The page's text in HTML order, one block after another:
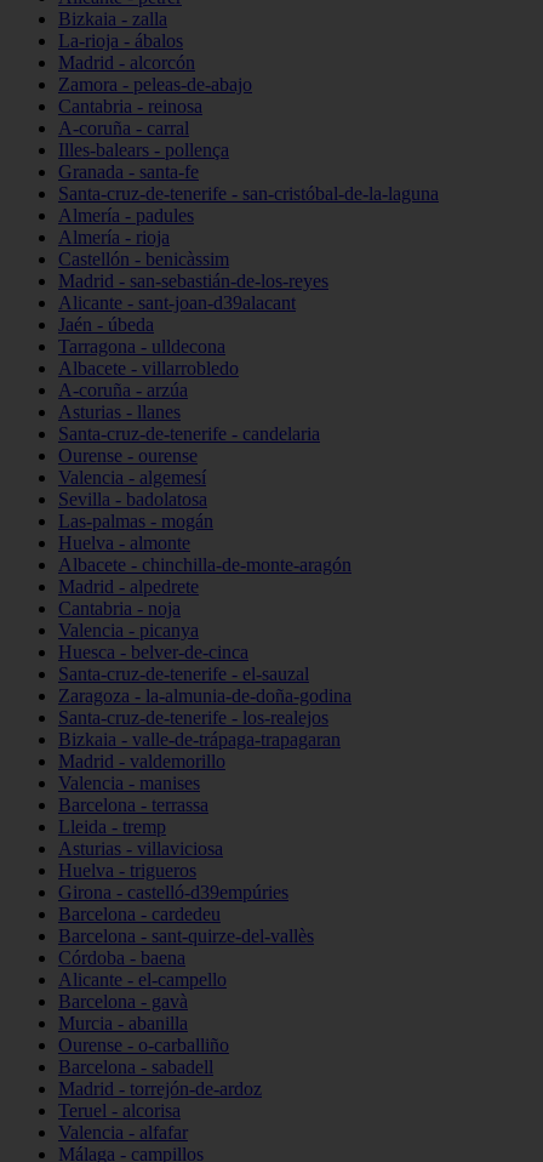
Bizkaia - zalla
La-rioja - ábalos
Madrid - alcorcón
Zamora - peleas-de-abajo
Cantabria - reinosa
A-coruña - carral
Illes-balears - pollença
Granada - santa-fe
Santa-cruz-de-tenerife - san-cristóbal-de-la-laguna
Almería - padules
Almería - rioja
Castellón - benicàssim
Madrid - san-sebastián-de-los-reyes
Alicante - sant-joan-d39alacant
Jaén - úbeda
Tarragona - ulldecona
Albacete - villarrobledo
A-coruña - arzúa
Asturias - llanes
Santa-cruz-de-tenerife - candelaria
Ourense - ourense
Valencia - algemesí
Sevilla - badolatosa
Las-palmas - mogán
Huelva - almonte
Albacete - chinchilla-de-monte-aragón
Madrid - alpedrete
Cantabria - noja
Valencia - picanya
Huesca - belver-de-cinca
Santa-cruz-de-tenerife - el-sauzal
Zaragoza - la-almunia-de-doña-godina
Santa-cruz-de-tenerife - los-realejos
Bizkaia - valle-de-trápaga-trapagaran
Madrid - valdemorillo
Valencia - manises
Barcelona - terrassa
Lleida - tremp
Asturias - villaviciosa
Huelva - trigueros
Girona - castelló-d39empúries
Barcelona - cardedeu
Barcelona - sant-quirze-del-vallès
Córdoba - baena
Alicante - el-campello
Barcelona - gavà
Murcia - abanilla
Ourense - o-carballiño
Barcelona - sabadell
Madrid - torrejón-de-ardoz
Teruel - alcorisa
Valencia - alfafar
Málaga - campillos